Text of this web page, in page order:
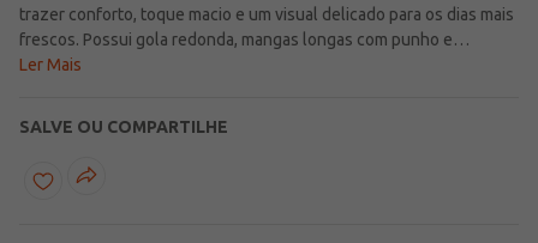
trazer conforto, toque macio e um visual delicado para os dias mais
frescos. Possui gola redonda, mangas longas com punho e
acabamentos em pontos canelados, detalhes que favorecem um
modelo com uma proposta meiga e cheia de personalidade,
perfeita para compor produções do dia a dia com suavidade e
estilo. Uma peça encantadora para deixar os looks juvenis mais
Ler Mais
SALVE OU COMPARTILHE